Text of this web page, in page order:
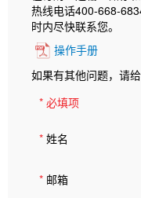
热线电话400-668-
时内尽快联系您。
操作手册
如果有其他问题，请给
* 必填项
* 姓名
* 邮箱